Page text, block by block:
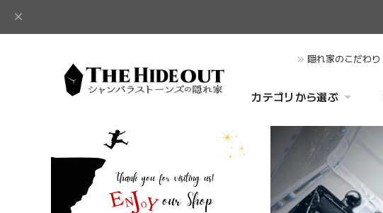
隠れ家のこだわり
カテゴリから選ぶ